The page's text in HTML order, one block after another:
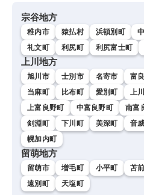
宗谷地方
稚内市 猿払村 浜頓別町
礼文町
利尻町 利尻富士町
上川地方
旭川市 士別市 名寄市 富
当麻町
比布町 愛別町 上
上富良野町
中富良野町 南富
剣淵町
下川町 美深町 音
幌加内町
留萌地方
留萌市 増毛町 小平町 苫
遠別町
天塩町